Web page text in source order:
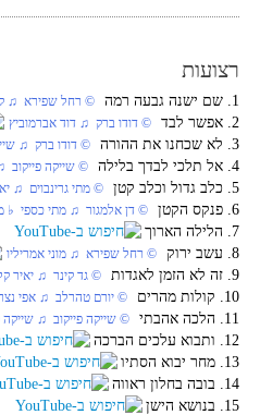
רצועות
1. שם ישנה גבעה רמה © רחל שפירא‏ ♫
2. אפשר לבד ‏ © דודו ברק‏ ♫ דוד אברמוביץ
3. לא שכחנו את ההורה © דודו ברק‏ ♫
4. אל תלכי לבדך בלילה © שייקה פייקוב‏
5. כלב גדול וכלב קטן © מתי גרינבוים‏ ♫
6. פנקס הקטן © דן אלמגור‏ ♫ מתי כספי‏ ♭
7. הלילה הארוך
8. עשב ירוק
‏ © רחל שפירא‏ ♫ מוני אמריליו
9. זה לא הזמן לאגדות © גד קינר‏ ♫ יאיר
10. קולות מהרים © יורם טהרלב‏ ♫ אפי
11. הלכה אהבתי © שייקה פייקוב‏ ♫ שייקה
12. ותבוא עלכים הברכה
13. מחר יבוא הסתיו
14. בובה בחלון ראווה
15. בנושא הישן